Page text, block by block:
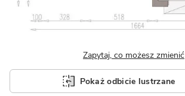
Zapytaj, co możesz zmienić
Pokaż odbicie lustrzane